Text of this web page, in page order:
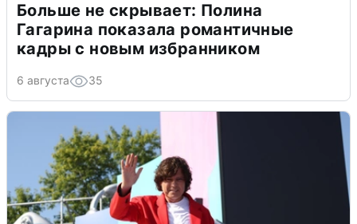
Больше не скрывает: Полина
Гагарина показала романтичные
кадры с новым избранником
6 августа 35